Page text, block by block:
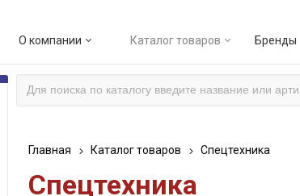
О компании Каталог товаров Бренды
Главная Каталог товаров Спецтехника
Спецтехника